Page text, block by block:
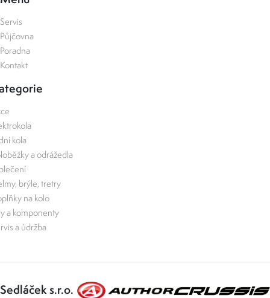
Servis
Půjčovna
Poradna
Kontakt
kola
a odrážedla
brýle, tretry
na kolo
a komponenty
a údržba
Sedláček s.r.o.